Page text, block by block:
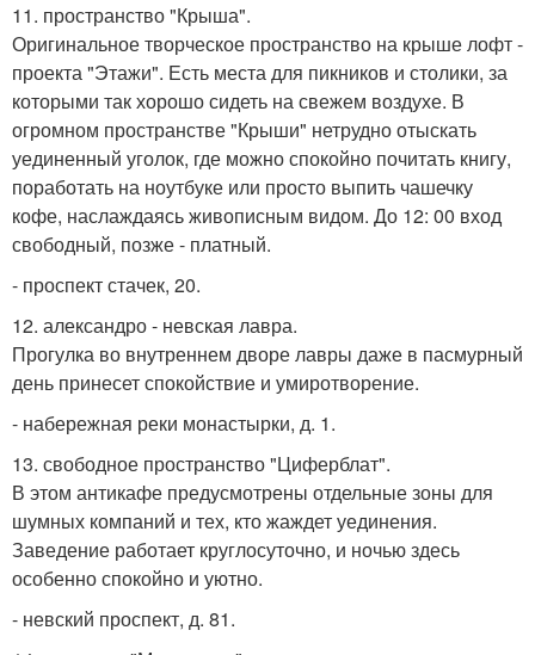
11. пространство "Крыша".
Оригинальное творческое пространство на крыше лофт -
проекта "Этажи". Есть места для пикников и столики, за
которыми так хорошо сидеть на свежем воздухе. В
огромном пространстве "Крыши" нетрудно отыскать
уединенный уголок, где можно спокойно почитать книгу,
поработать на ноутбуке или просто выпить чашечку
кофе, наслаждаясь живописным видом. До 12: 00 вход
свободный, позже - платный.
- проспект стачек, 20.
12. александро - невская лавра.
Прогулка во внутреннем дворе лавры даже в пасмурный
день принесет спокойствие и умиротворение.
- набережная реки монастырки, д. 1.
13. свободное пространство "Циферблат".
В этом антикафе предусмотрены отдельные зоны для
шумных компаний и тех, кто жаждет уединения.
Заведение работает круглосуточно, и ночью здесь
особенно спокойно и уютно.
- невский проспект, д. 81.